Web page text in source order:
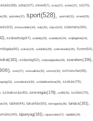
séta(107), siker(67), sírás(27), smink(37), só(70),
spórolás(37), sport(528), sportoló(31), strand(35),
stresszoldás(34), súly(25), súlyzó(24), sütemény(94),
szabadság(47), szabály(25), szabályok(24), szájhigiénia(24),
száraz(24), szédülés(35), székrekedés(25), Szem(54),
szépség(52), szépségápolás(26), szerelem(156),
szex(27), szexualitás(25), szezon(34), szilveszter(48),
szocializáció(30), szódabikarbóna(35), szokás(79),
szórakozás(45), szorongás(178), szőlő(25), szülés(70),
tablet(44), takarítás(50), támogatás(36), tanács(161),
tápanyag(181), tapasztalat(27), táplálék(34),